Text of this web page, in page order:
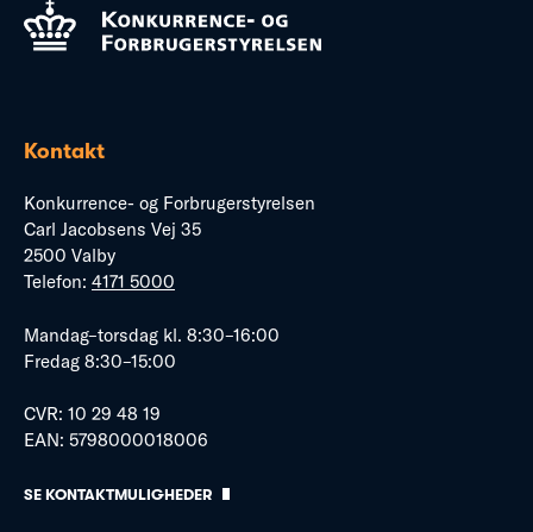
Kontakt
Konkurrence- og Forbrugerstyrelsen
Carl Jacobsens Vej 35
2500 Valby
Telefon: 4171 5000
Mandag–torsdag kl. 8:30–16:00
Fredag 8:30–15:00
CVR: 10 29 48 19
EAN: 5798000018006
SE KONTAKTMULIGHEDER